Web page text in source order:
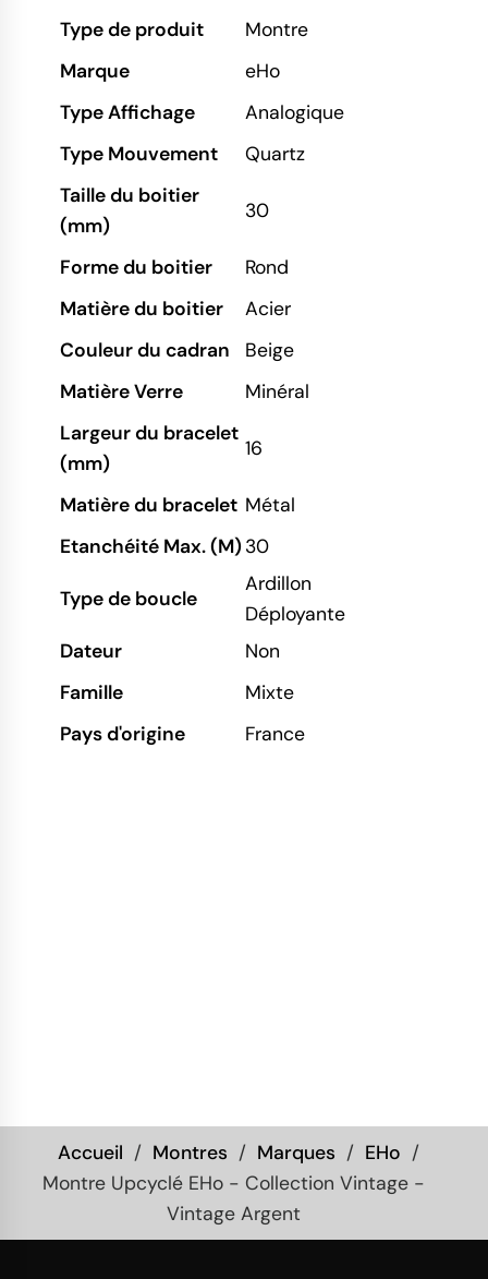
Type de produit
Montre
Marque
eHo
Type Affichage
Analogique
Type Mouvement
Quartz
Taille du boitier
(mm)
30
Forme du boitier
Rond
Matière du boitier
Acier
Couleur du cadran
Beige
Matière Verre
Minéral
Largeur du bracelet
(mm)
16
Matière du bracelet Métal
Etanchéité Max. (M)30
Type de boucle
Ardillon
Déployante
Dateur
Non
Famille
Mixte
Pays d'origine
France
Accueil Montres Marques
EHo
Montre Upcyclé EHo - Collection Vintage -
Vintage Argent